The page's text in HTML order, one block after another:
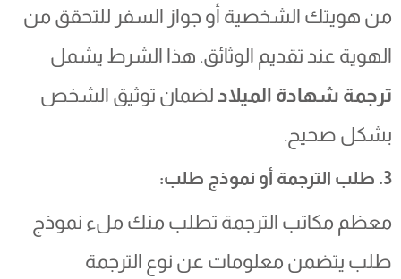
من هويتك الشخصية أو جواز السفر للتحقق من
الهوية عند تقديم الوثائق. هذا الشرط يشمل
ترجمة شهادة الميلادلضمان توثيق الشخص
بشكل صحيح.
3. طلب الترجمة أو نموذج طلب:
معظم مكاتب الترجمة تطلب منك ملء نموذج
طلب يتضمن معلومات عن نوع الترجمة